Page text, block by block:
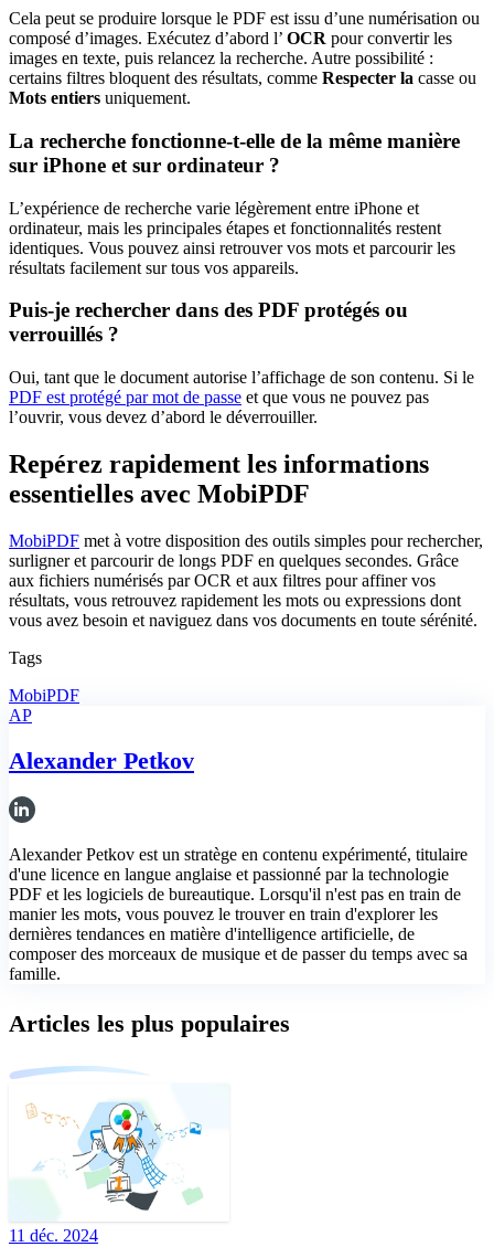
Cela peut se produire lorsque le PDF est issu d’une numérisation ou
composé d’images. Exécutez d’abord l’ OCR pour convertir les
images en texte, puis relancez la recherche. Autre possibilité :
certains filtres bloquent des résultats, comme Respecter la casse ou
Mots entiers uniquement.
La recherche fonctionne-t-elle de la même manière
sur iPhone et sur ordinateur ?
L’expérience de recherche varie légèrement entre iPhone et
ordinateur, mais les principales étapes et fonctionnalités restent
identiques. Vous pouvez ainsi retrouver vos mots et parcourir les
résultats facilement sur tous vos appareils.
Puis-je rechercher dans des PDF protégés ou
verrouillés ?
Oui, tant que le document autorise l’affichage de son contenu. Si le
PDF est protégé par mot de passe et que vous ne pouvez pas
l’ouvrir, vous devez d’abord le déverrouiller.
Repérez rapidement les informations
essentielles avec MobiPDF
MobiPDF met à votre disposition des outils simples pour rechercher,
surligner et parcourir de longs PDF en quelques secondes. Grâce
aux fichiers numérisés par OCR et aux filtres pour affiner vos
résultats, vous retrouvez rapidement les mots ou expressions dont
vous avez besoin et naviguez dans vos documents en toute sérénité.
Tags
MobiPDF
AP
Alexander Petkov
Alexander Petkov est un stratège en contenu expérimenté, titulaire
d'une licence en langue anglaise et passionné par la technologie
PDF et les logiciels de bureautique. Lorsqu'il n'est pas en train de
manier les mots, vous pouvez le trouver en train d'explorer les
dernières tendances en matière d'intelligence artificielle, de
composer des morceaux de musique et de passer du temps avec sa
famille.
Articles les plus populaires
11 déc. 2024